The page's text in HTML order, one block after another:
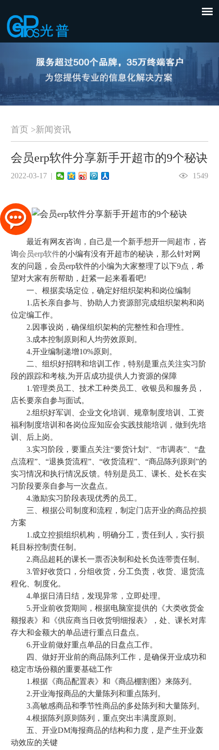
首页 >新闻资讯
会员erp软件分享新手开超市的9个秘诀
2022-03-17 | 1549
最近有网友咨询，自己是一个新手想开一间超市，咨
询会员erp软件的小编有没有开超市的秘诀，那么针对网
友的问题，会员erp软件的小编为大家整理了以下9点，希
望对大家有所帮助，赶紧一起来看看吧!
一、根据卖场定位，确定好组织架构和岗位编制
1.店长亲自参与、协助人力资源部完成组织架构和岗
位定编工作。
2.因事设岗，确保组织架构的完整性和合理性。
3.成本控制原则和人均劳效原则。
4.开业编制递增10%原则。
二、组织好招聘和培训工作，特别是重点关注实习阶
段的跟踪和考核,为开店成功提供人力资源的保障
1.管理类员工、技术工种类员工、收银员和服务员，
店长要亲自参与面试。
2.组织好军训、企业文化培训、规章制度培训、工资
福利制度培训和各岗位应知应会实践技能培训，做到先培
训、后上岗。
3.实习阶段，要重点关注“要货计划”、“市调表”、“盘
点流程”、“退换货流程”、“收货流程”、“商品陈列原则”的
实习情况和执行情况反馈。特别是员工、课长、处长在实
习阶段要亲自参与一次盘点。
4.激励实习阶段表现优秀的员工。
三、根据公司制度和流程，制定门店开业的商品控损
方案
1.成立控损组织机构，明确分工，责任到人，实行损
耗目标控制责任制。
2.商品超耗的课长一票否决制和处长负连带责任制。
3.管好收货口，分组收货，分工负责，收货、退货流
程化、制度化。
4.单据日清日结，发现异常，立即处理。
5.开业前收货期间，根据电脑室提供的《大类收货金
额报表》和《供应商当日收货明细报表》，处、课长对库
存大和金额大的单品进行重点日盘点。
6.开业前做好重点单品的日盘点工作。
四、做好开业前的商品陈列工作，是确保开业成功和
稳定市场份额的重要基础工作
1.根据《商品配置表》和《商品棚割图》来陈列。
2.开业海报商品的大量陈列和重点陈列。
3.高敏感商品和季节性商品的多处陈列和大量陈列。
4.根据陈列原则陈列，重点突出丰满度原则。
五、开业DM海报商品的结构和力度，是产生开业轰
动效应的关键